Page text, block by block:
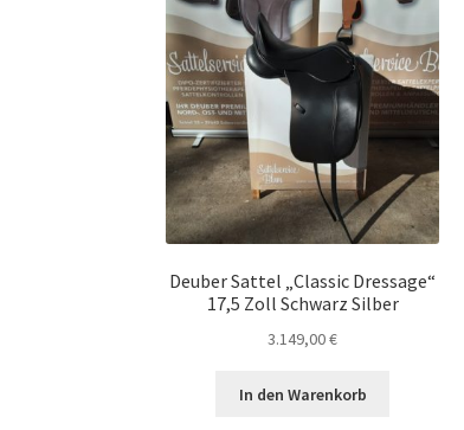
Deuber Sattel „Classic Dressage“
17,5 Zoll Schwarz Silber
3.149,00€
In den Warenkorb